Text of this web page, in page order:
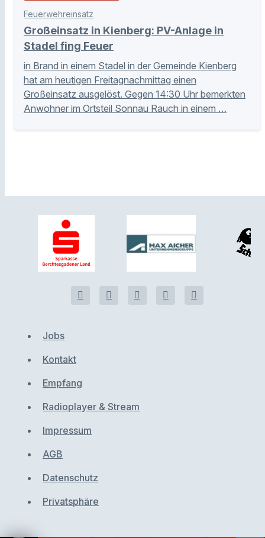
Feuerwehreinsatz
Großeinsatz in Kienberg: PV-Anlage in
Stadel fing Feuer
in Brand in einem Stadel in der Gemeinde Kienberg
hat am heutigen Freitagnachmittag einen
Großeinsatz ausgelöst. Gegen 14:30 Uhr bemerkten
Anwohner im Ortsteil Sonnau Rauch in einem …
Jobs
Kontakt
Empfang
Radioplayer & Stream
Impressum
AGB
Datenschutz
Privatsphäre